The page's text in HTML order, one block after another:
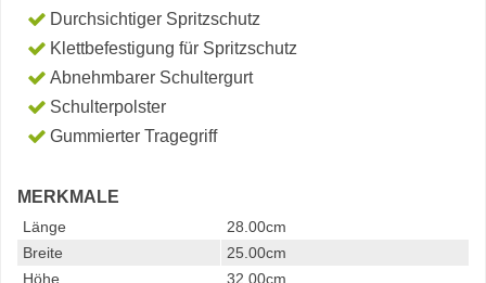
Durchsichtiger Spritzschutz
Klettbefestigung für Spritzschutz
Abnehmbarer Schultergurt
Schulterpolster
Gummierter Tragegriff
MERKMALE
Länge
28.00cm
Breite
25.00cm
Höhe
32.00cm